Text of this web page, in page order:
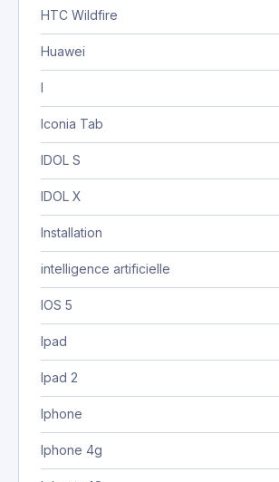
HTC Wildfire
Huawei
I
Iconia Tab
IDOL S
IDOL X
Installation
intelligence artificielle
IOS 5
Ipad
Ipad 2
Iphone
Iphone 4g